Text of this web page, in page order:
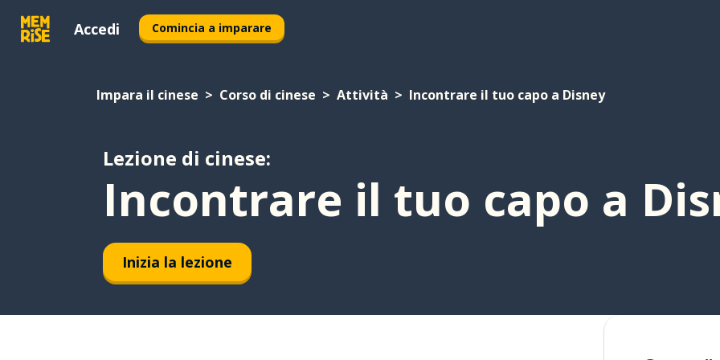
Accedi Comincia a imparare
Impara il cinese Corso di cinese Attività Incontrare il tuo capo a Disney
Lezione di cinese:
Incontrare il tuo capo a
Inizia la lezione